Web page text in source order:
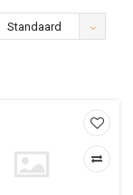
Standaard